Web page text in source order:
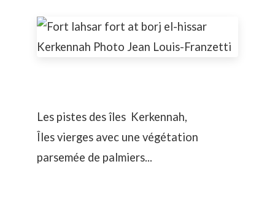
Les pistes des îles Kerkennah,
Îles vierges avec une végétation
parsemée de palmiers...